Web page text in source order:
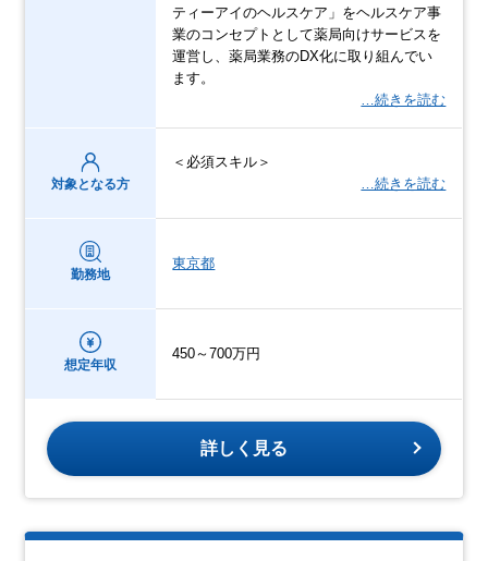
ティーアイのヘルスケア」をヘルスケア事
業のコンセプトとして薬局向けサービスを
運営し、薬局業務のDX化に取り組んでい
ます。
…続きを読む
対象となる方
＜必須スキル＞
…続きを読む
勤務地
東京都
想定年収
450～700万円
詳しく見る